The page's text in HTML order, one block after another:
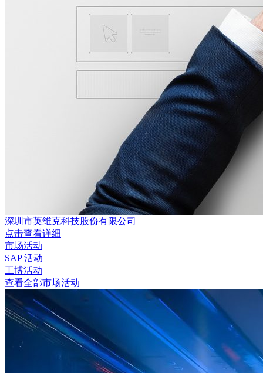
深圳市英维克科技股份有限公司
点击查看详细
市场活动
SAP 活动
工博活动
查看全部市场活动